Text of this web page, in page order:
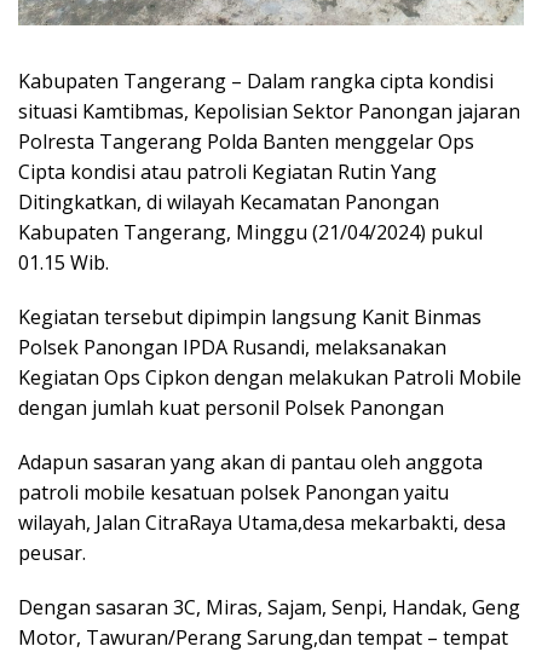
Kabupaten Tangerang – Dalam rangka cipta kondisi
situasi Kamtibmas, Kepolisian Sektor Panongan jajaran
Polresta Tangerang Polda Banten menggelar Ops
Cipta kondisi atau patroli Kegiatan Rutin Yang
Ditingkatkan, di wilayah Kecamatan Panongan
Kabupaten Tangerang, Minggu (21/04/2024) pukul
01.15 Wib.
Kegiatan tersebut dipimpin langsung Kanit Binmas
Polsek Panongan IPDA Rusandi, melaksanakan
Kegiatan Ops Cipkon dengan melakukan Patroli Mobile
dengan jumlah kuat personil Polsek Panongan
Adapun sasaran yang akan di pantau oleh anggota
patroli mobile kesatuan polsek Panongan yaitu
wilayah, Jalan CitraRaya Utama,desa mekarbakti, desa
peusar.
Dengan sasaran 3C, Miras, Sajam, Senpi, Handak, Geng
Motor, Tawuran/Perang Sarung,dan tempat – tempat